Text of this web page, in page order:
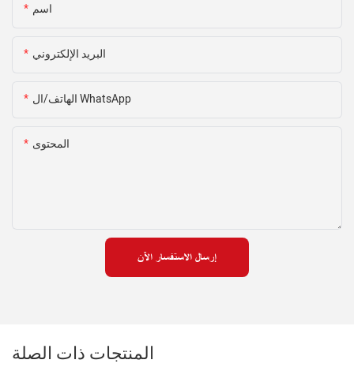
اسم
البريد الإلكتروني
الهاتف/ال WhatsApp
المحتوى
إرسال الاستفسار الآن
المنتجات ذات الصلة